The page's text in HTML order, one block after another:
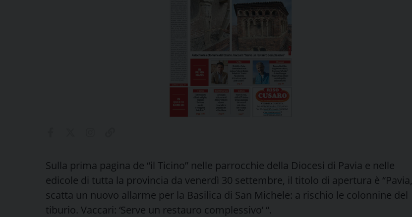
Sulla prima pagina de “il Ticino” nelle parrocchie della Diocesi di Pavia e nelle
edicole di tutta la provincia da venerdì 30 settembre, il titolo di apertura è “Pavia,
scatta un nuovo allarme per la Basilica di San Michele: a rischio le colonnine del
tiburio. Vaccari: ‘Serve un restauro complessivo’ “.